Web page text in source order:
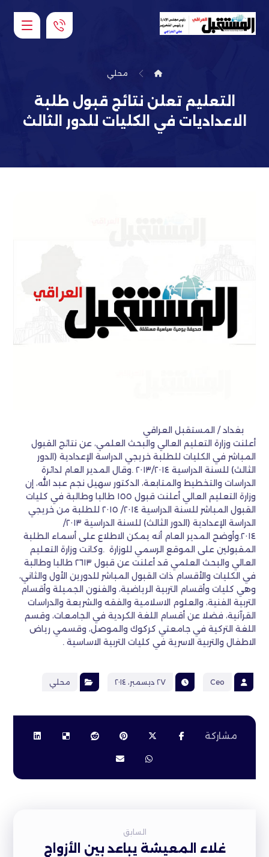
محلي
التعليم تعلن نتائج قبول طلبة
الاعداديات في الكليات للدور الثالث
بغداد / المستقبل العراقي
أعلنت وزارة التعليم العالي والبحث العلمي، عن نتائج القبول
المباشر في الكليات للطلبة خريجي الدراسة الإعدادية (الدور
الثالث) للسنة الدراسية ٢٠١٣/٢٠١٤ .وقال المدير العام لدائرة
الدراسات والتخطيط والمتابعة، الدكتور سهيل نجم عبد الله، إن
وزارة التعليم العالي أعلنت قبول ١٥٥ طالبا وطالبة في كليات
القبول المباشر للسنة الدراسية ٢٠١٤/ ٢٠١٥ للطلبة من خريجي
الدراسة الإعدادية (الدور الثالث) للسنة الدراسية ٢٠١٣/
٢٠١٤.وأوضح المدير العام أنه يمكن الاطلاع على أسماء الطلبة
المقبولين على الموقع الرسمي للوزارة .وكانت وزارة التعليم
العالي والبحث العلمي قد أعلنت عن قبول ٢٦١٣ طالبا وطالبة
في الكليات والأقسام ذات القبول المباشر للدورين الأول والثاني،
وهي كليات وأقسام التربية الرياضية، والفنون الجميلة وأقسام
التربية الفنية، والعلوم الاسلامية والفقه والشريعة والدراسات
القرآنية، فضلا عن أقسام اللغة الكردية في الجامعات، وقسم
اللغة التركية في جامعتي كركوك والموصل، وقسمي رياض
الاطفال والتربية الاسرية في كليات التربية الاساسية .
Ceo ٢٧ ديسمبر، ٢٠١٤ محلي
السابق
غلاء المعيشة يباعد بين الأزواج